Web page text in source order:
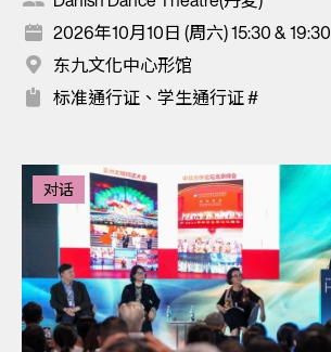
2026年10月10日 (周六) 15:30 & 19:30
东九文化中心形馆
标准通行证、学生通行证 #
对话